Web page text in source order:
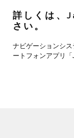
詳しくは、
さい。
ナビゲーションシ
ートフォンアプリ「